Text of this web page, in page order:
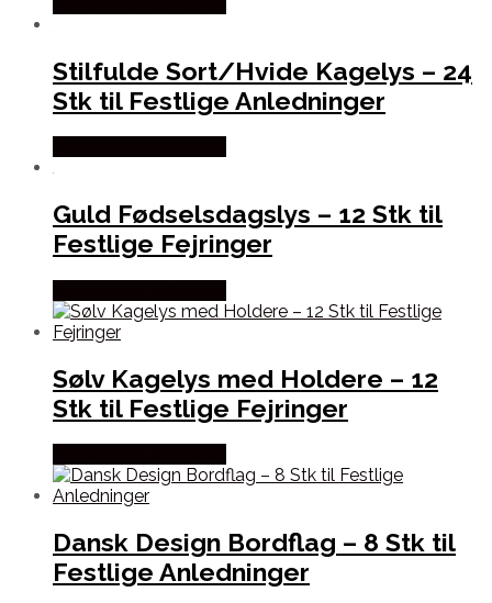
Stilfulde Sort/Hvide Kagelys – 24
Stk til Festlige Anledninger
Guld Fødselsdagslys – 12 Stk til
Festlige Fejringer
Sølv Kagelys med Holdere – 12
Stk til Festlige Fejringer
Dansk Design Bordflag – 8 Stk til
Festlige Anledninger